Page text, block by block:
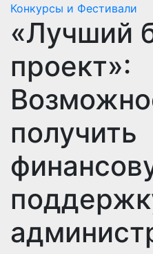
Конкурсы и Фестивали
«Лучший
проект»:
получить